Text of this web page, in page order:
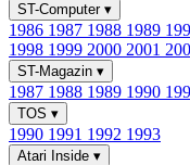
ST-Computer ▾
1986 1987 1988 1989
1998 1999 2000 2001
ST-Magazin ▾
1987 1988 1989 1990
TOS ▾
1990 1991 1992 1993
Atari Inside ▾